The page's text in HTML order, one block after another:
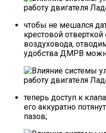
чтобы не мешался
крестовой
воздуховода,
удобства ДМРВ
теперь доступ к
его аккуратно
пазов;